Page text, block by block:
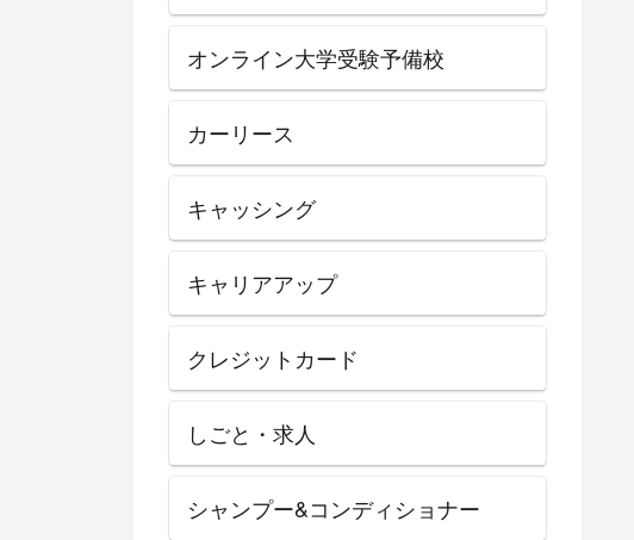
オンライン大学受験予備校
カーリース
キャッシング
キャリアアップ
クレジットカード
しごと・求人
シャンプー&コンディショナー